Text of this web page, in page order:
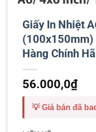
Giấy In Nhiệt
(100x150mm)
Hàng Chính
56.000,0₫
💡 Giá bán đã